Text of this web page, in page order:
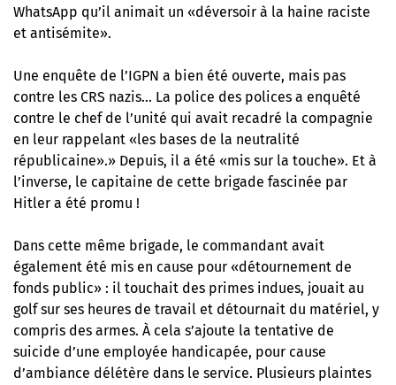
WhatsApp qu’il animait un «déversoir à la haine raciste
et antisémite».
Une enquête de l’IGPN a bien été ouverte, mais pas
contre les CRS nazis… La police des polices a enquêté
contre le chef de l’unité qui avait recadré la compagnie
en leur rappelant «les bases de la neutralité
républicaine».» Depuis, il a été «mis sur la touche». Et à
l’inverse, le capitaine de cette brigade fascinée par
Hitler a été promu !
Dans cette même brigade, le commandant avait
également été mis en cause pour «détournement de
fonds public» : il touchait des primes indues, jouait au
golf sur ses heures de travail et détournait du matériel, y
compris des armes. À cela s’ajoute la tentative de
suicide d’une employée handicapée, pour cause
d’ambiance délétère dans le service. Plusieurs plaintes